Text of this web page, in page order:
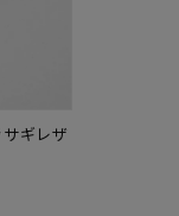
ギレザ